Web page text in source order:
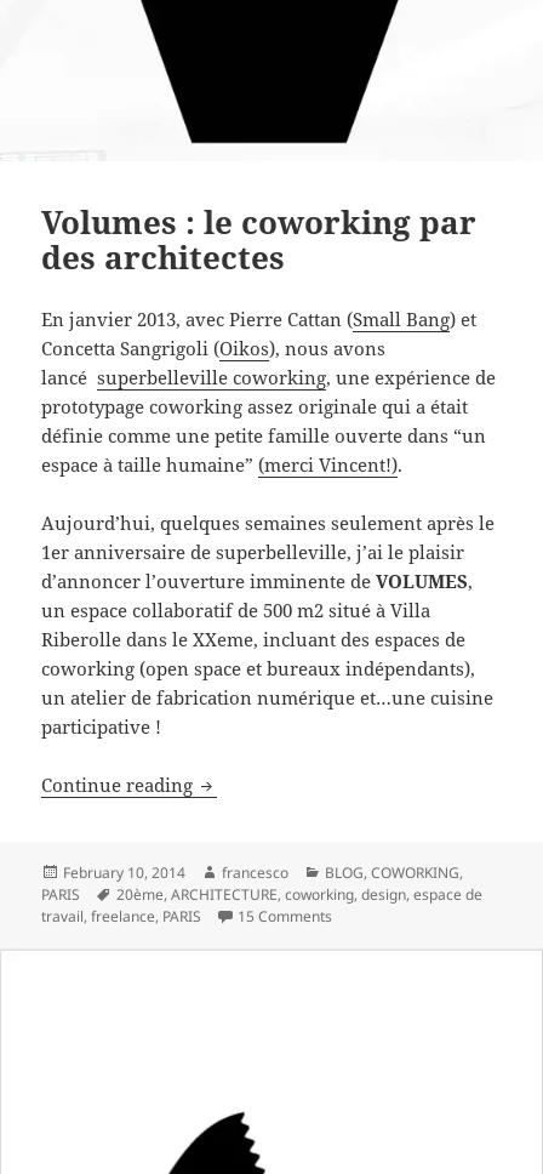
Volumes : le coworking par
des architectes
En janvier 2013, avec Pierre Cattan (Small Bang) et
Concetta Sangrigoli (Oikos), nous avons
lancésuperbelleville coworking, une expérience de
prototypage coworking assez originale qui a était
définie comme une petite famille ouverte dans “un
espace à taille humaine”(merci Vincent!).
Aujourd’hui, quelques semaines seulement après le
1er anniversaire de superbelleville, j’ai le plaisir
d’annoncer l’ouverture imminente deVOLUMES,
un espace collaboratif de 500 m2 situé à Villa
Riberolle dans le XXeme, incluant des espaces de
coworking (open space et bureaux indépendants),
un atelier de fabrication numérique et…une cuisine
participative !
Continue reading Volumes : le coworking par des
Posted
on
February 10, 2014 Author
francesco Categories
BLOG,COWORKING,
PARIS
Tags
20ème,ARCHITECTURE,coworking,design,espace de
travail,freelance, PARIS 15 Comments